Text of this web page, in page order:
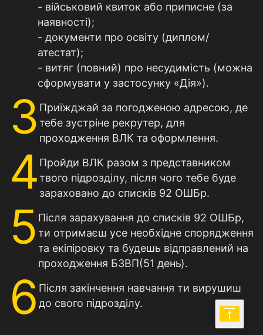
- військовий квиток або приписне (за
наявностi);
- документи про освіту (диплом/
атестат);
- витяг (повний) про несудимість (можна
сформувати у застосунку «Дія»).
3 Приїжджай за погодженою адресою, де
тебе зустріне рекрутер, для
проходження ВЛК та оформлення.
4 Пройди ВЛК разом з представником
твого підрозділу, після чого тебе буде
зараховано до списків 92 ОШБр.
5 Після зарахування до списків 92 ОШБр,
ти отримаєш усе необхідне спорядження
та екіпіровку та будешь відправлений на
проходження БЗВП(51 день).
6 Після закінчення навчання ти вирушиш
до свого підрозділу.